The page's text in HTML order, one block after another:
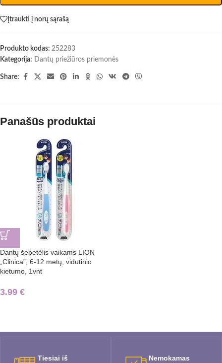
Įtraukti į norų sąrašą
Produkto kodas: 252283
Kategorija: Dantų priežiūros priemonės
Share:
Panašūs produktai
Dantų šepetėlis vaikams LION
„Clinica”, 6-12 metų, vidutinio
kietumo, 1vnt
3.99 €
Tiesiai iš
Nemokamas